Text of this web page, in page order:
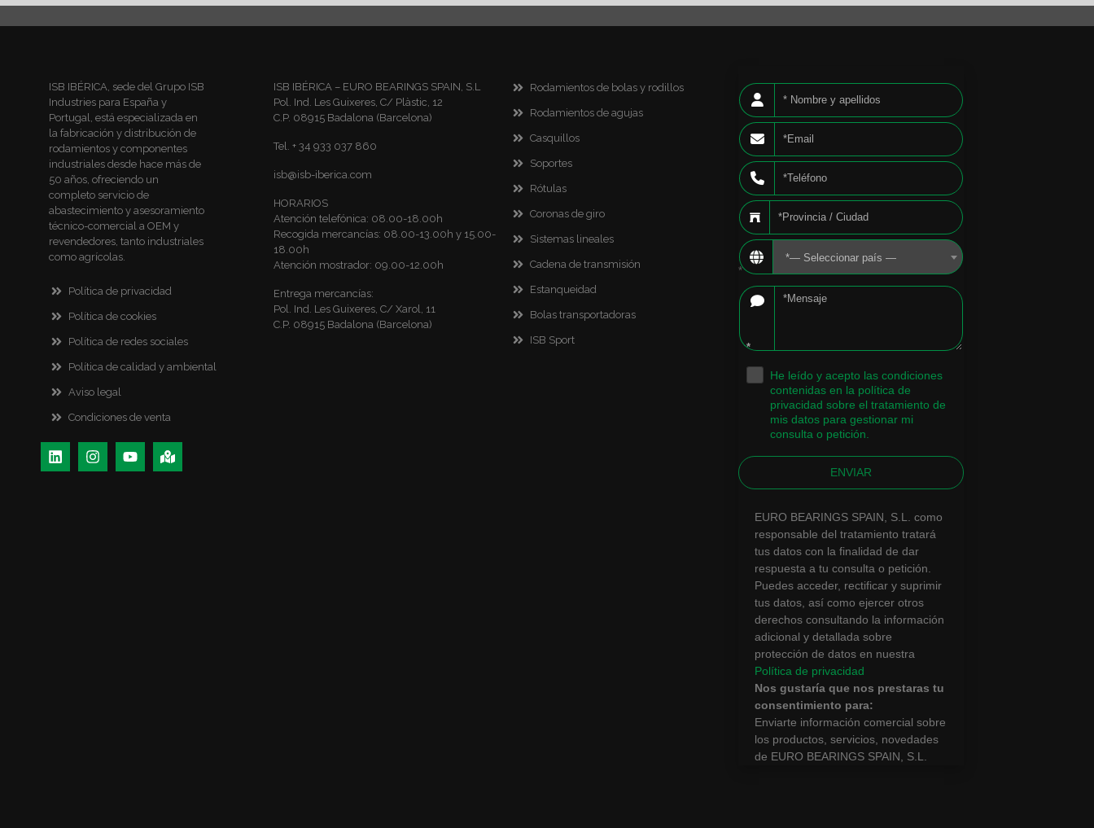
ISB IBÉRICA, sede del Grupo ISB
Industries para España y
Portugal, está especializada en
la fabricación y distribución de
rodamientos y componentes
industriales desde hace más de
50 años, ofreciendo un
completo servicio de
abastecimiento y asesoramiento
técnico-comercial a OEM y
revendedores, tanto industriales
como agrícolas.
Política de privacidad
Política de cookies
Política de redes sociales
Política de calidad y ambiental
Aviso legal
Condiciones de venta
ISB IBÉRICA – EURO BEARINGS SPAIN, S.L
Pol. Ind. Les Guixeres, C/ Plàstic, 12
C.P. 08915 Badalona (Barcelona)
Tel. + 34 933 037 860
isb@isb-iberica.com
HORARIOS
Atención telefónica: 08.00-18.00h
Recogida mercancías: 08.00-13.00h y 15.00-
18.00h
Atención mostrador: 09.00-12.00h
Entrega mercancías:
Pol. Ind. Les Guixeres, C/ Xarol, 11
C.P. 08915 Badalona (Barcelona)
Rodamientos de bolas y rodillos
Rodamientos de agujas
Casquillos
Soportes
Rótulas
Coronas de giro
Sistemas lineales
Cadena de transmisión
Estanqueidad
Bolas transportadoras
ISB Sport
*— Seleccionar país —
*
*
He leído y acepto las condiciones
contenidas en la política de
privacidad sobre el tratamiento de
mis datos para gestionar mi
consulta o petición.
ENVIAR
EURO BEARINGS SPAIN, S.L. como
responsable del tratamiento tratará
tus datos con la finalidad de dar
respuesta a tu consulta o petición.
Puedes acceder, rectificar y suprimir
tus datos, así como ejercer otros
derechos consultando la información
adicional y detallada sobre
protección de datos en nuestra
Política de privacidad
Nos gustaría que nos prestaras tu
consentimiento para:
Enviarte información comercial sobre
los productos, servicios, novedades
de EURO BEARINGS SPAIN, S.L.